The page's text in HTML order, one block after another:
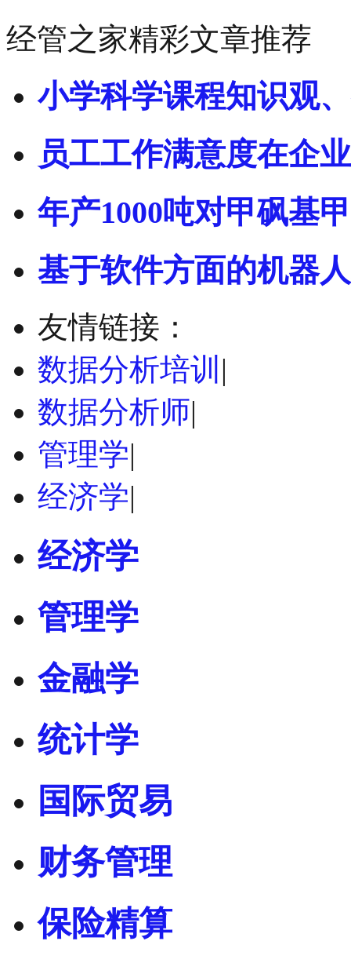
经管之家精彩文章推荐
小学科学课程知识观
员工工作满意度在企
年产1000吨对甲砜基甲
基于软件方面的机器
友情链接：
数据分析培训 |
数据分析师|
管理学|
经济学|
经济学
管理学
金融学
统计学
国际贸易
财务管理
保险精算